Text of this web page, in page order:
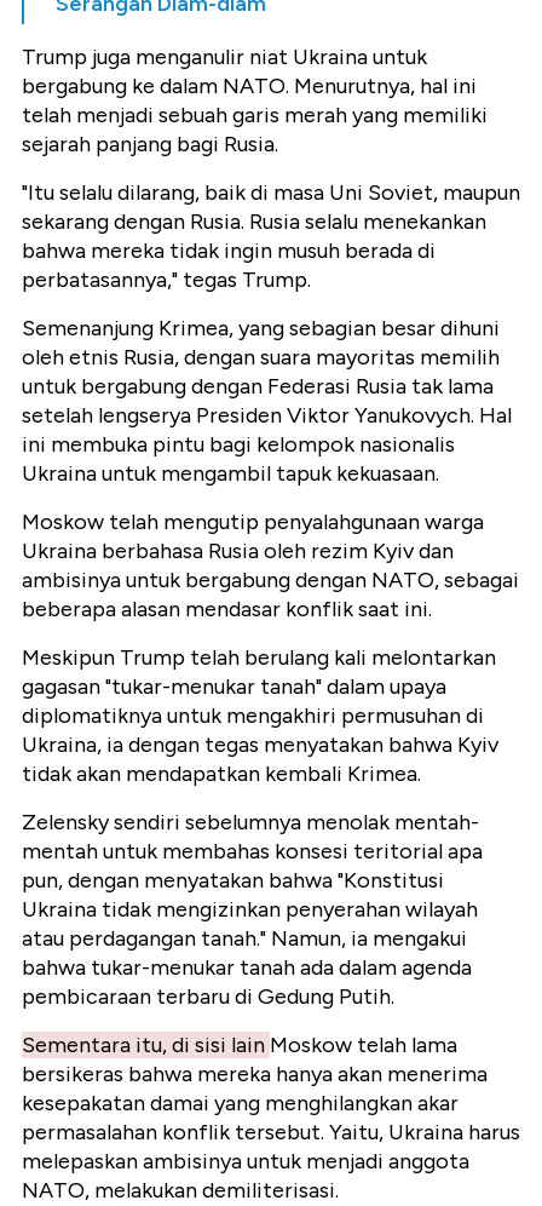
Trump juga menganulir niat Ukraina untuk
bergabung ke dalam NATO. Menurutnya, hal ini
telah menjadi sebuah garis merah yang memiliki
sejarah panjang bagi Rusia.
"Itu selalu dilarang, baik di masa Uni Soviet, maupun
sekarang dengan Rusia. Rusia selalu menekankan
bahwa mereka tidak ingin musuh berada di
perbatasannya," tegas Trump.
Semenanjung Krimea, yang sebagian besar dihuni
oleh etnis Rusia, dengan suara mayoritas memilih
untuk bergabung dengan Federasi Rusia tak lama
setelah lengserya Presiden Viktor Yanukovych. Hal
ini membuka pintu bagi kelompok nasionalis
Ukraina untuk mengambil tapuk kekuasaan.
Moskow telah mengutip penyalahgunaan warga
Ukraina berbahasa Rusia oleh rezim Kyiv dan
ambisinya untuk bergabung dengan NATO, sebagai
beberapa alasan mendasar konflik saat ini.
Meskipun Trump telah berulang kali melontarkan
gagasan "tukar-menukar tanah" dalam upaya
diplomatiknya untuk mengakhiri permusuhan di
Ukraina, ia dengan tegas menyatakan bahwa Kyiv
tidak akan mendapatkan kembali Krimea.
Zelensky sendiri sebelumnya menolak mentah-
mentah untuk membahas konsesi teritorial apa
pun, dengan menyatakan bahwa "Konstitusi
Ukraina tidak mengizinkan penyerahan wilayah
atau perdagangan tanah." Namun, ia mengakui
bahwa tukar-menukar tanah ada dalam agenda
pembicaraan terbaru di Gedung Putih.
Sementara itu, di sisi lain Moskow telah lama
bersikeras bahwa mereka hanya akan menerima
kesepakatan damai yang menghilangkan akar
permasalahan konflik tersebut. Yaitu, Ukraina harus
melepaskan ambisinya untuk menjadi anggota
NATO, melakukan demiliterisasi.